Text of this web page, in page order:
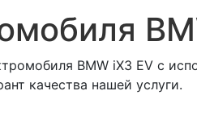
BMW iX3 EV с
качества нашей услуги.